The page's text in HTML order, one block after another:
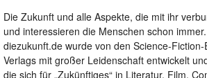
Die Zukunft und alle Aspekte, die mit ihr
und interessieren die Menschen schon
diezukunft.de wurde von den Science-
Verlags mit großer Leidenschaft entwickelt
die sich für „Zukünftiges“ in Literatur, Film,